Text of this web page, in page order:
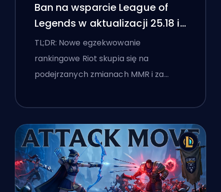
Ban na wsparcie League of
Legends w aktualizacji 25.18 i
flagi boostingu
TL;DR: Nowe egzekwowanie
rankingowe Riot skupia się na
podejrzanych zmianach MMR i za…